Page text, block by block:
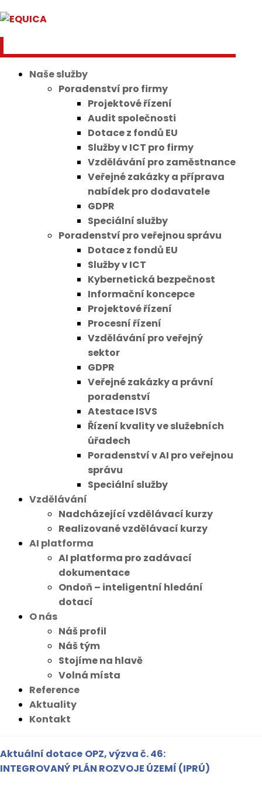
Naše služby
Poradenství pro firmy
Projektové řízení
Audit společnosti
Dotace z fondů EU
Služby v ICT pro firmy
Vzdělávání pro zaměstnance
Veřejné zakázky a příprava
nabídek pro dodavatele
GDPR
Speciální služby
Poradenství pro veřejnou správu
Dotace z fondů EU
Služby v ICT
Kybernetická bezpečnost
Informační koncepce
Projektové řízení
Procesní řízení
Vzdělávání pro veřejný
sektor
GDPR
Veřejné zakázky a právní
poradenství
Atestace ISVS
Řízení kvality ve služebních
úřadech
Poradenství v AI pro veřejnou
správu
Speciální služby
Vzdělávání
Nadcházející vzdělávací kurzy
Realizované vzdělávací kurzy
AI platforma
AI platforma pro zadávací
dokumentace
Ondoň – inteligentní hledání
dotací
O nás
Náš profil
Náš tým
Stojíme na hlavě
Volná místa
Reference
Aktuality
Kontakt
Aktuální dotace OPZ, výzva č. 46:
INTEGROVANÝ PLÁN ROZVOJE ÚZEMÍ (IPRÚ)